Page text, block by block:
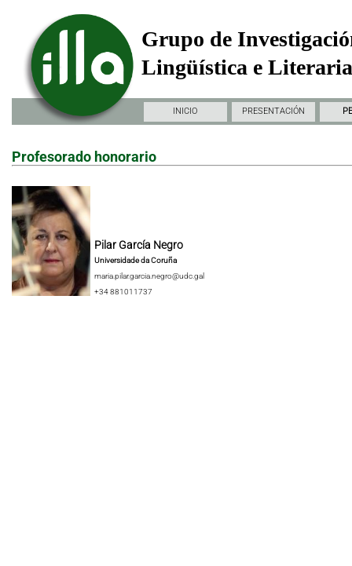
Grupo de
Lingüística e
INICIO PRESENTACIÓN
Profesorado honorario
Pilar García Negro
Universidade da Coruña
maria.pilar.garcia.negro@udc.gal
+34 881011737